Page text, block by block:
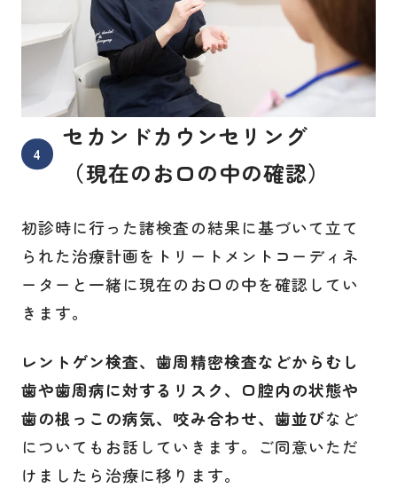
セカンドカウンセリング
（現在のお口の中の確認）
初診時に行った諸検査の結果に基づいて立て
られた治療計画をトリートメントコーディネ
ーターと一緒に現在のお口の中を確認してい
きます。
レントゲン検査、歯周精密検査などからむし
歯や歯周病に対するリスク、口腔内の状態や
歯の根っこの病気、咬み合わせ、歯並びなど
についてもお話していきます。ご同意いただ
けましたら治療に移ります。